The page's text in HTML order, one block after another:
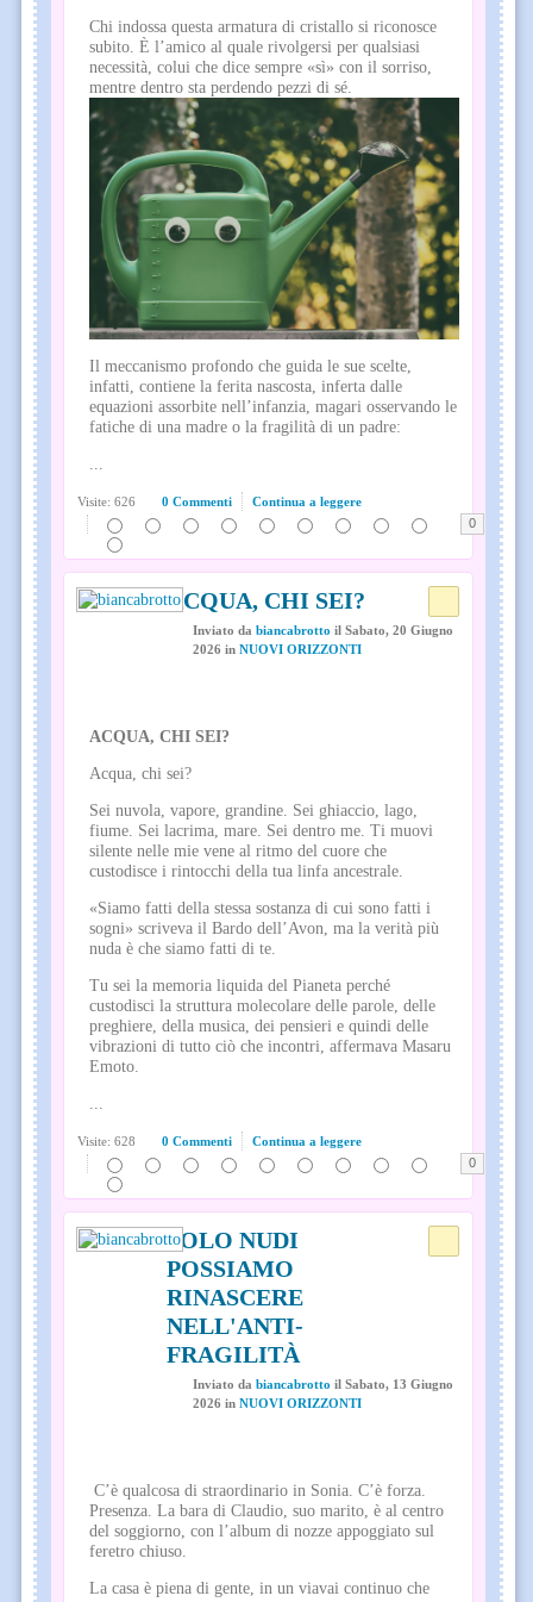
Chi indossa questa armatura di cristallo si riconosce
subito. È l’amico al quale rivolgersi per qualsiasi
necessità, colui che dice sempre «sì» con il sorriso,
mentre dentro sta perdendo pezzi di sé.
Il meccanismo profondo che guida le sue scelte,
infatti, contiene la ferita nascosta, inferta dalle
equazioni assorbite nell’infanzia, magari osservando le
fatiche di una madre o la fragilità di un padre:
...
0 Commenti Continua a leggere
Visite: 626
0
ACQUA, CHI SEI?
Inviato da biancabrotto il Sabato, 20 Giugno
2026 in NUOVI ORIZZONTI
ACQUA, CHI SEI?
Acqua, chi sei?
Sei nuvola, vapore, grandine. Sei ghiaccio, lago,
fiume. Sei lacrima, mare. Sei dentro me. Ti muovi
silente nelle mie vene al ritmo del cuore che
custodisce i rintocchi della tua linfa ancestrale.
«Siamo fatti della stessa sostanza di cui sono fatti i
sogni» scriveva il Bardo dell’Avon, ma la verità più
nuda è che siamo fatti di te.
Tu sei la memoria liquida del Pianeta perché
custodisci la struttura molecolare delle parole, delle
preghiere, della musica, dei pensieri e quindi delle
vibrazioni di tutto ciò che incontri, affermava Masaru
Emoto.
...
0 Commenti Continua a leggere
Visite: 628
0
SOLO NUDI
POSSIAMO
RINASCERE
NELL'ANTI-
FRAGILITÀ
Inviato da biancabrotto il Sabato, 13 Giugno
2026 in NUOVI ORIZZONTI
C’è qualcosa di straordinario in Sonia. C’è forza.
Presenza. La bara di Claudio, suo marito, è al centro
del soggiorno, con l’album di nozze appoggiato sul
feretro chiuso.
La casa è piena di gente, in un viavai continuo che